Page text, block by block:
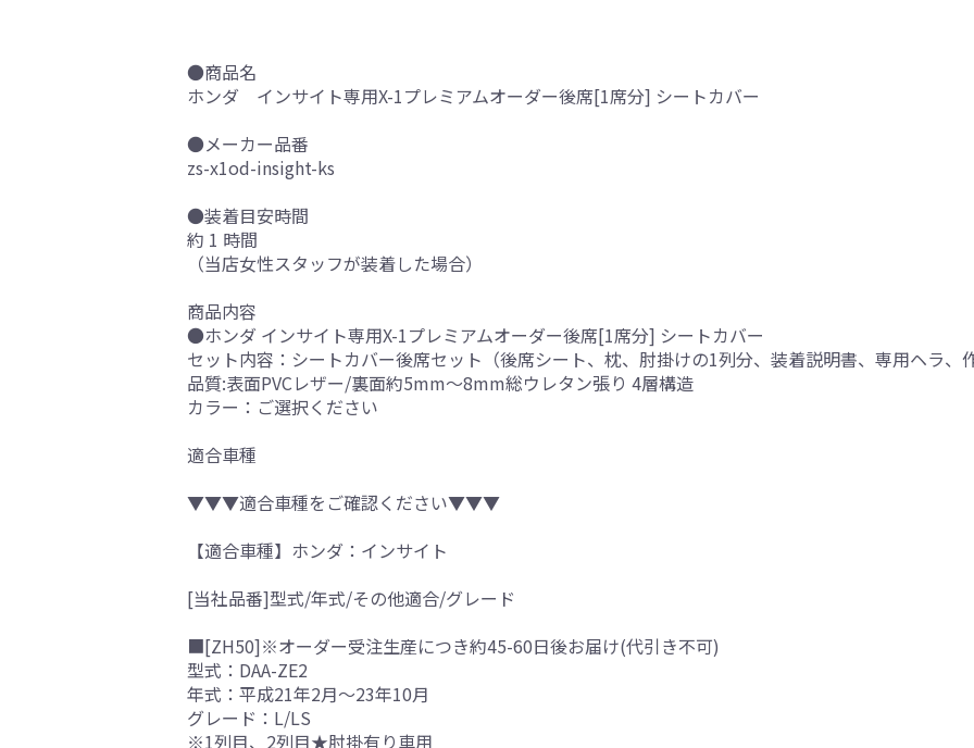
●商品名
ホンダ インサイト専用X-1プレミアムオーダー後席[1席分] シートカバー
●メーカー品番
zs-x1od-insight-ks
●装着目安時間
約 1 時間
（当店女性スタッフが装着した場合）
商品内容
●ホンダ インサイト専用X-1プレミアムオーダー後席[1席分] シートカバー
セット内容：シートカバー後席セット（後席シート、枕、肘掛けの1列分、装着説明書、専用ヘラ、
品質:表面PVCレザー/裏面約5mm～8mm総ウレタン張り 4層構造
カラー：ご選択ください
適合車種
▼▼▼適合車種をご確認ください▼▼▼
【適合車種】ホンダ：インサイト
[当社品番]型式/年式/その他適合/グレード
■[ZH50]※オーダー受注生産につき約45-60日後お届け(代引き不可)
型式：DAA-ZE2
年式：平成21年2月～23年10月
グレード：L/LS
※1列目、2列目★肘掛有り車用